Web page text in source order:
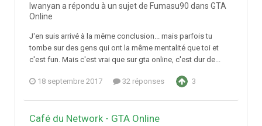
Iwanyan a répondu à un sujet de Fumasu90 dans GTA
Online
J'en suis arrivé à la même conclusion... mais parfois tu
tombe sur des gens qui ont la même mentalité que toi et
c'est fun. Mais c'est vrai que sur gta online, c'est dur de...
18 septembre 2017 32 réponses 3
Café du Network - GTA Online